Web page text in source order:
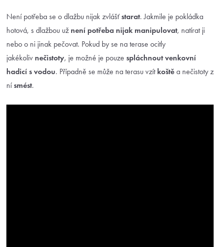
Není potřeba se o dlažbu nijak zvlášťstarat. Jakmile je pokládka
hotová, s dlažbou už není potřeba nijak manipulovat, natírat ji
nebo o ni jinak pečovat. Pokud by se na terase ocitly
jakékoliv nečistoty, je možné je pouze spláchnout venkovní
hadicí s vodou. Případně se může na terasu vzít koště a nečistoty z
nísmést.